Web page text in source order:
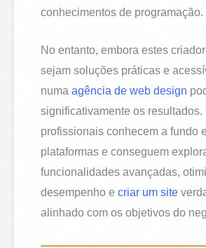
conhecimentos de programação.
No entanto, embora estes
sejam soluções práticas e
numaagência de web design
significativamente os resultados.
profissionais conhecem a fundo
plataformas e conseguem
funcionalidades avançadas,
desempenho ecriar um site
alinhado com os objetivos do